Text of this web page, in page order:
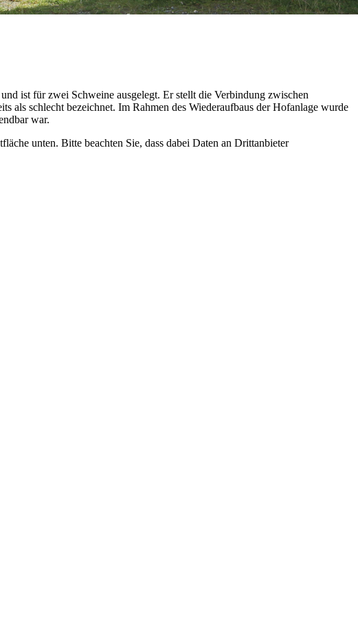
ist für zwei Schweine ausgelegt. Er stellt die Verbindung zwischen
als schlecht bezeichnet. Im Rahmen des Wiederaufbaus der Hofanlage wurde
war.
unten. Bitte beachten Sie, dass dabei Daten an Drittanbieter